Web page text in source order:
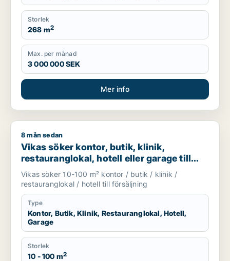
Storlek
268 m2
Max. per månad
3 000 000 SEK
Mer info
Vikas söker kontor, butik, klinik, restauranglokal, hotell
8 mån sedan
Vikas söker kontor, butik, klinik,
restauranglokal, hotell eller garage till
salu i Upplands Väsby, Vallentuna eller
Österåker m.fl.
Vikas söker 10-100 m² kontor / butik / klinik /
restauranglokal / hotell till försäljning
Type
Kontor, Butik, Klinik, Restauranglokal, Hotell,
Garage
Storlek
10 - 100 m2